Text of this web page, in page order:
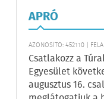
APRÓ
AZONOSÍTÓ: 452110 |
Csatlakozz a
Egyesület
augusztus 16.